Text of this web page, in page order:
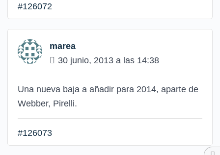
#126072
marea
30 junio, 2013 a las 14:38
Una nueva baja a añadir para 2014, aparte de
Webber, Pirelli.
#126073